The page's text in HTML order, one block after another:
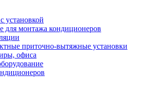
установкой
для монтажа кондиционеров
приточно-вытяжные установки
офиса